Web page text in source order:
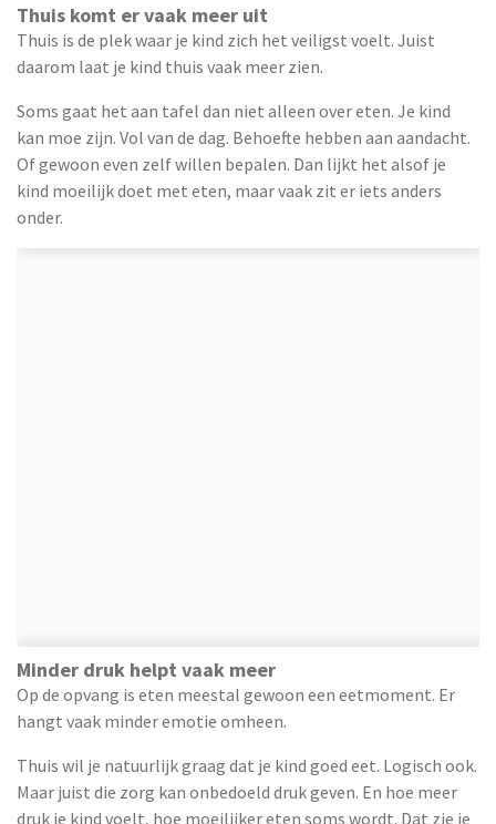
Thuis komt er vaak meer uit
Thuis is de plek waar je kind zich het veiligst voelt. Juist
daarom laat je kind thuis vaak meer zien.
Soms gaat het aan tafel dan niet alleen over eten. Je kind
kan moe zijn. Vol van de dag. Behoefte hebben aan aandacht.
Of gewoon even zelf willen bepalen. Dan lijkt het alsof je
kind moeilijk doet met eten, maar vaak zit er iets anders
onder.
Minder druk helpt vaak meer
Op de opvang is eten meestal gewoon een eetmoment. Er
hangt vaak minder emotie omheen.
Thuis wil je natuurlijk graag dat je kind goed eet. Logisch ook.
Maar juist die zorg kan onbedoeld druk geven. En hoe meer
druk je kind voelt, hoe moeilijker eten soms wordt. Dat zie je